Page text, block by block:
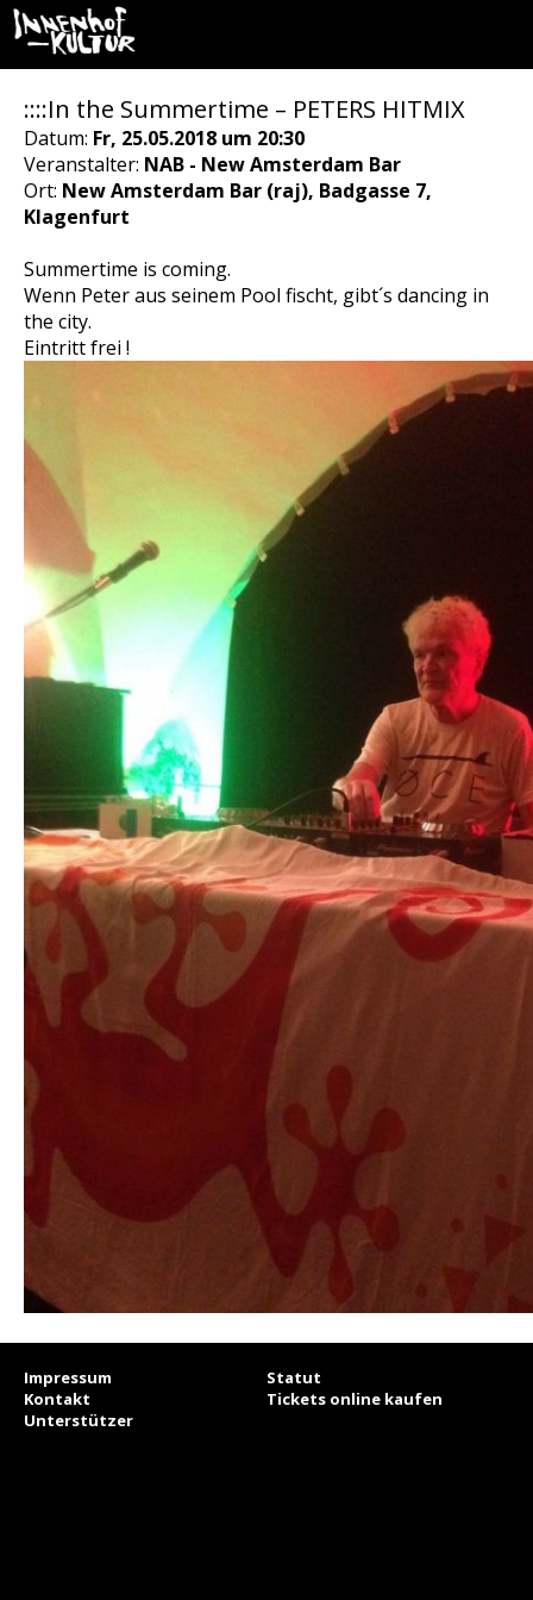
::::In the Summertime – PETERS HITMIX
Datum: Fr, 25.05.2018 um 20:30
Veranstalter: NAB - New Amsterdam Bar
Ort: New Amsterdam Bar (raj), Badgasse 7,
Klagenfurt
Summertime is coming.
Wenn Peter aus seinem Pool fischt, gibt´s dancing in
the city.
Eintritt frei !
Impressum
Statut
Kontakt
Tickets online kaufen
Unterstützer